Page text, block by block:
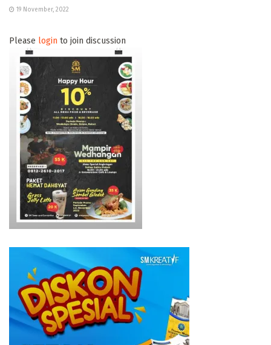
19 November, 2022
Please login to join discussion